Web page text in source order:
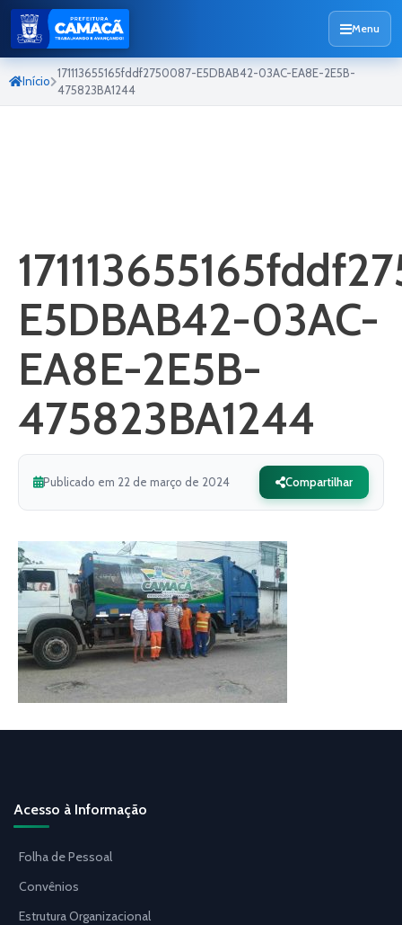
Menu
Início
171113655165fddf2750087-E5DBAB42-03AC-EA8E-2E5B-
475823BA1244
E5DBAB42-03AC-
EA8E-2E5B-
475823BA1244
Publicado em 22 de março de 2024 Compartilhar
Acesso à Informação
Folha de Pessoal
Convênios
Estrutura Organizacional